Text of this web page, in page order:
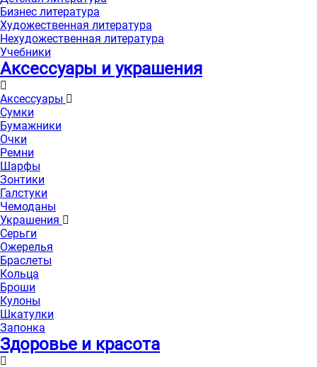
Бизнес литература
Художественная литература
Нехудожественная литература
Учебники
Аксессуары и украшения
Аксессуары
Сумки
Бумажники
Очки
Ремни
Шарфы
Зонтики
Галстуки
Чемоданы
Украшения
Серьги
Ожерелья
Браслеты
Кольца
Броши
Кулоны
Шкатулки
Запонка
Здоровье и красота